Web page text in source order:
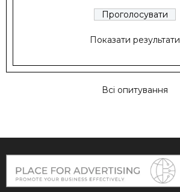
Показати результати
Всі опитування